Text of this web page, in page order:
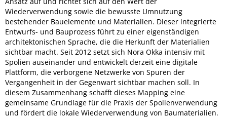
Wiederverwendung sowie die bewusste Umnutzung
bestehender Bauelemente und Materialien. Dieser integrierte
Entwurfs- und Bauprozess führt zu einer eigenständigen
architektonischen Sprache, die die Herkunft der Materialien
sichtbar macht. Seit 2012 setzt sich Nora Okka intensiv mit
Spolien auseinander und entwickelt derzeit eine digitale
Plattform, die verborgene Netzwerke von Spuren der
Vergangenheit in der Gegenwart sichtbar machen soll. In
diesem Zusammenhang schafft dieses Mapping eine
gemeinsame Grundlage für die Praxis der Spolienverwendung
und fördert die lokale Wiederverwendung von Baumaterialien.